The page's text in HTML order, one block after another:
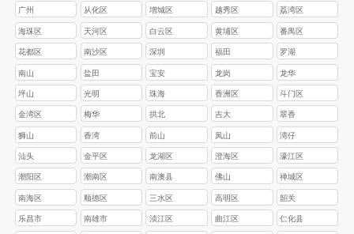
广州 从化区 增城区 越秀区 荔湾区
海珠区 天河区 白云区 黄埔区 番禺区
花都区 南沙区 深圳 福田 罗湖
南山 盐田 宝安 龙岗 龙华
坪山 光明 珠海 香洲区 斗门区
金湾区 梅华 拱北 吉大 翠香
狮山 香湾 前山 凤山 湾仔
汕头 金平区 龙湖区 澄海区 濠江区
‌潮阳区 ‌潮南区 南澳县 佛山 禅城区
南海区 顺德区 三水区 高明区 韶关
乐昌市 南雄市 浈江区 ‌曲江区 ‌仁化县